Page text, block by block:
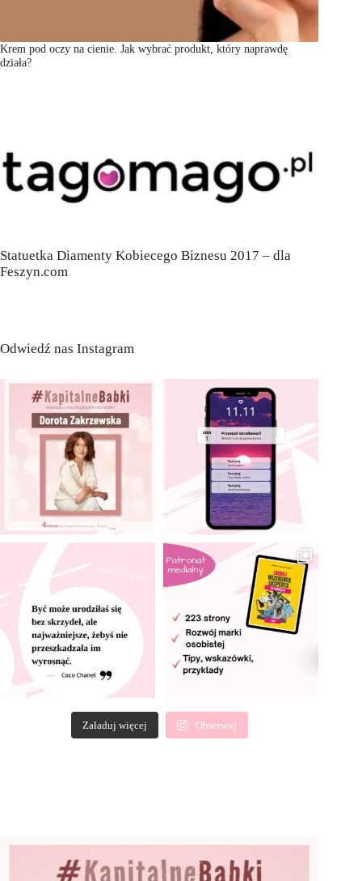
Krem pod oczy na cienie. Jak wybrać produkt, który naprawdę
działa?
Statuetka Diamenty Kobiecego Biznesu 2017 – dla
Feszyn.com
Odwiedź nas Instagram
Załaduj więcej Obserwuj